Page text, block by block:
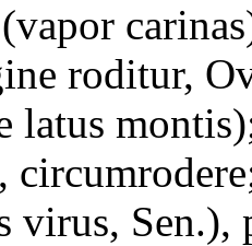
roditur,
latus
virus, Sen.),